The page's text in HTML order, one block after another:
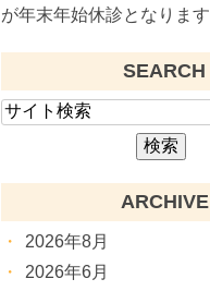
が年末年始休診となります
SEARCH
ARCHIVE
2026年8月
2026年6月